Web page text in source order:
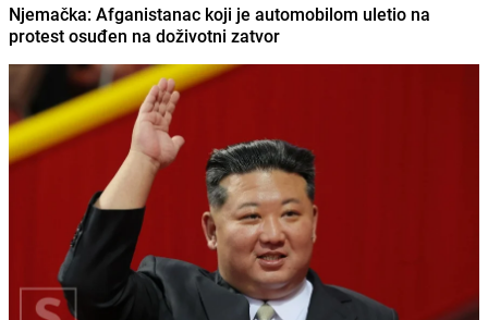
Njemačka: Afganistanac koji je automobilom uletio na
protest osuđen na doživotni zatvor